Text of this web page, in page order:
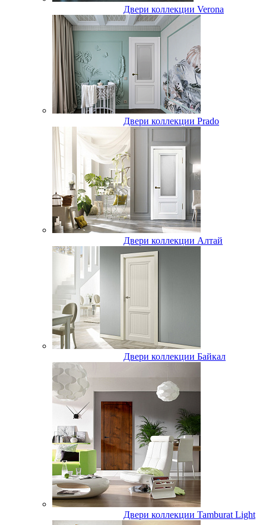
Двери коллекции Verona
Двери коллекции Prado
Двери коллекции Алтай
Двери коллекции Байкал
Двери коллекции Tamburat Light